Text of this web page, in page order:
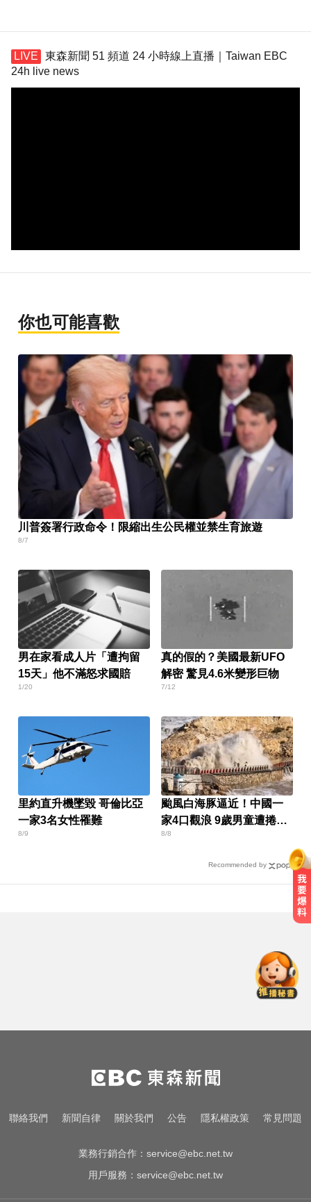
東森新聞 51 頻道 24 小時線上直播｜Taiwan EBC
24h live news
你也可能喜歡
川普簽署行政命令！限縮出生公民權並禁生育旅遊
8/7
男在家看成人片「遭拘留
15天」他不滿怒求國賠
1/20
真的假的？美國最新UFO
解密 驚見4.6米變形巨物
7/12
里約直升機墜毀 哥倫比亞
一家3名女性罹難
8/9
颱風白海豚逼近！中國一
家4口觀浪 9歲男童遭捲走
失蹤
8/8
Recommended by
道」 路段塞爆了！
快訊／颱風假最新！全台9地達標
「停班停課」 風雨預測一次看
台指期夜盤狂飆736點 專家揭反彈
聯絡我們 新聞自律 關於我們 公告 隱私權政策 常見問題
業務行銷合作： service@ebc.net.tw
用戶服務： service@ebc.net.tw